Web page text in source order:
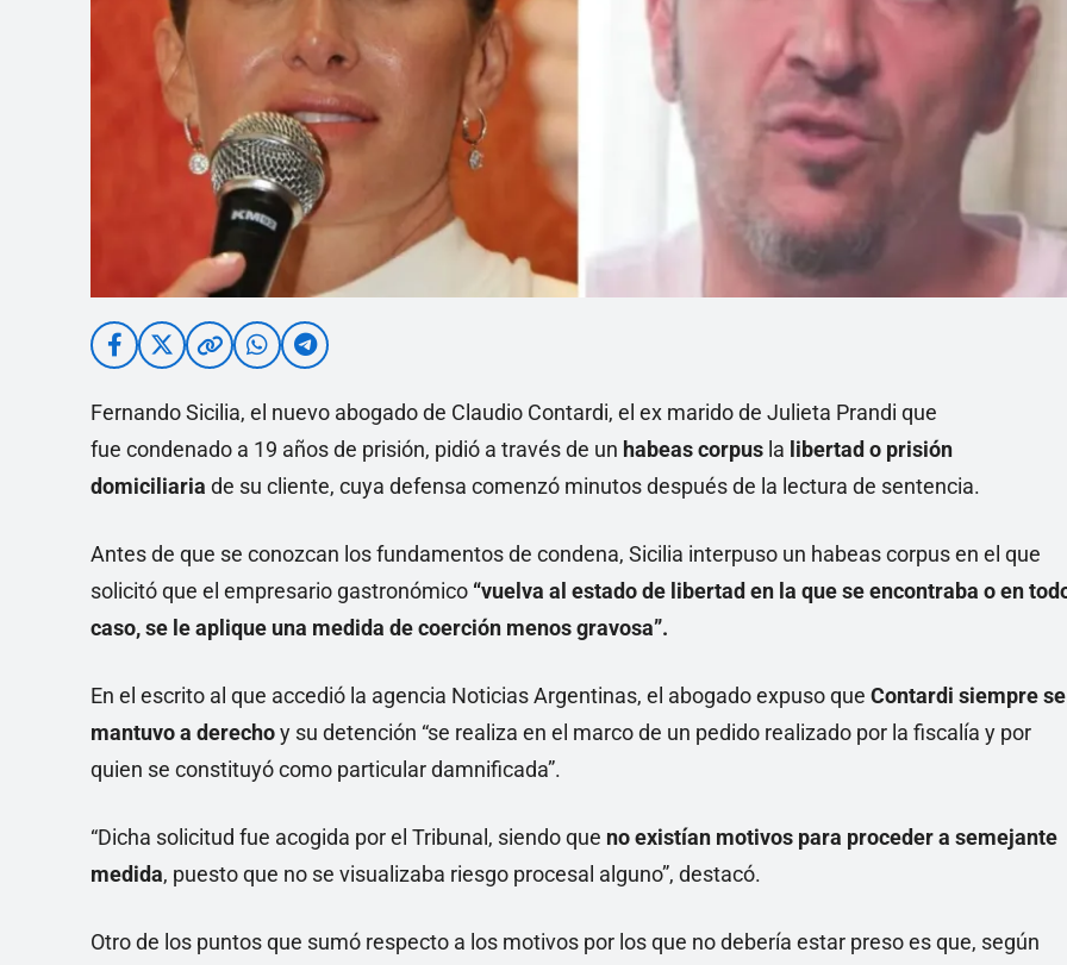
Fernando Sicilia, el nuevo abogado de Claudio Contardi, el ex marido de Julieta Prandi que
fue condenado a 19 años de prisión, pidió a través de un habeas corpus la libertad o prisión
domiciliaria de su cliente, cuya defensa comenzó minutos después de la lectura de sentencia.
Antes de que se conozcan los fundamentos de condena, Sicilia interpuso un habeas corpus en el que
solicitó que el empresario gastronómico “vuelva al estado de libertad en la que se encontraba o en
caso, se le aplique una medida de coerción menos gravosa”.
En el escrito al que accedió la agencia Noticias Argentinas, el abogado expuso que Contardi siempre se
mantuvo a derechoy su detención “se realiza en el marco de un pedido realizado por la fiscalía y por
quien se constituyó como particular damnificada”.
“Dicha solicitud fue acogida por el Tribunal, siendo que no existían motivos para proceder a semejante
medida, puesto que no se visualizaba riesgo procesal alguno”, destacó.
Otro de los puntos que sumó respecto a los motivos por los que no debería estar preso es que, según